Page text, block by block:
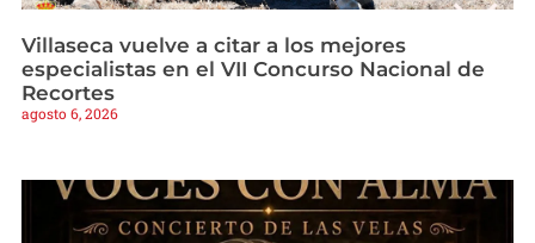
Villaseca vuelve a citar a los mejores
especialistas en el VII Concurso Nacional de
Recortes
agosto 6, 2026